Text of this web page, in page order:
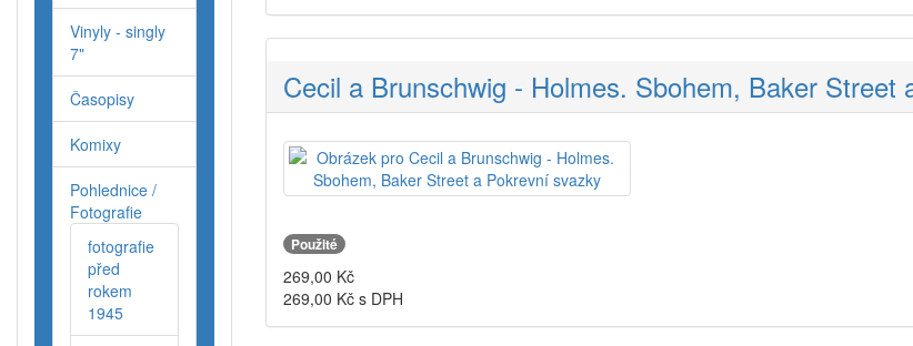
Cecil a Brunschwig - Holmes. Sbohem, Baker Street
Použité
269,00 Kč
269,00 Kč s DPH
Vinyly - singly
7"
Časopisy
Komixy
Pohlednice /
Fotografie
fotografie
před
rokem
1945